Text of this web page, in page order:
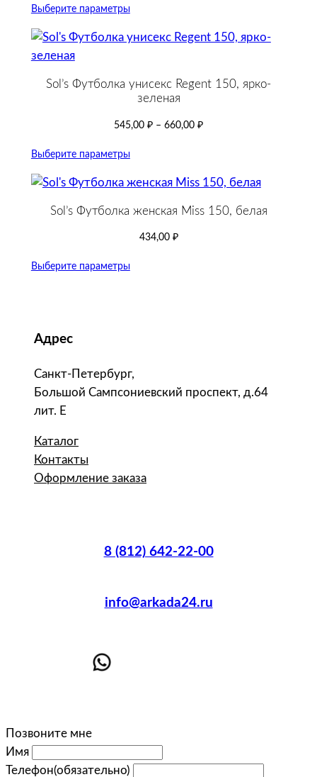
Выберите параметры
Sol’s Футболка унисекс Regent 150, ярко-
зеленая
545,00 ₽ – 660,00 ₽
Выберите параметры
Sol’s Футболка женская Miss 150, белая
434,00 ₽
Выберите параметры
Адрес
Санкт-Петербург,
Большой Сампсониевский проспект, д.64
лит. Е
Каталог
Контакты
Оформление заказа
8 (812) 642-22-00
info@arkada24.ru
Позвоните мне
Имя
Телефон(обязательно)